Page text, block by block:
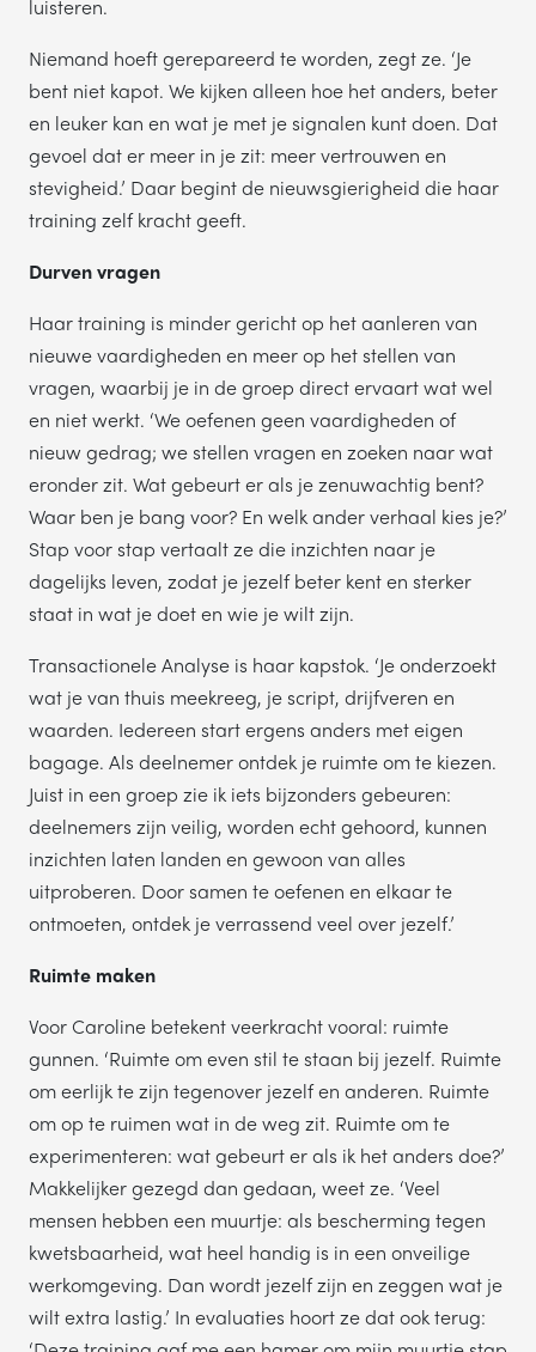
luisteren.
Niemand hoeft gerepareerd te worden, zegt ze. ‘Je
bent niet kapot. We kijken alleen hoe het anders, beter
en leuker kan en wat je met je signalen kunt doen. Dat
gevoel dat er meer in je zit: meer vertrouwen en
stevigheid.’ Daar begint de nieuwsgierigheid die haar
training zelf kracht geeft.
Durven vragen
Haar training is minder gericht op het aanleren van
nieuwe vaardigheden en meer op het stellen van
vragen, waarbij je in de groep direct ervaart wat wel
en niet werkt. ‘We oefenen geen vaardigheden of
nieuw gedrag; we stellen vragen en zoeken naar wat
eronder zit. Wat gebeurt er als je zenuwachtig bent?
Waar ben je bang voor? En welk ander verhaal kies je?’
Stap voor stap vertaalt ze die inzichten naar je
dagelijks leven, zodat je jezelf beter kent en sterker
staat in wat je doet en wie je wilt zijn.
Transactionele Analyse is haar kapstok. ‘Je onderzoekt
wat je van thuis meekreeg, je script, drijfveren en
waarden. Iedereen start ergens anders met eigen
bagage. Als deelnemer ontdek je ruimte om te kiezen.
Juist in een groep zie ik iets bijzonders gebeuren:
deelnemers zijn veilig, worden echt gehoord, kunnen
inzichten laten landen en gewoon van alles
uitproberen. Door samen te oefenen en elkaar te
ontmoeten, ontdek je verrassend veel over jezelf.’
Ruimte maken
Voor Caroline betekent veerkracht vooral: ruimte
gunnen. ‘Ruimte om even stil te staan bij jezelf. Ruimte
om eerlijk te zijn tegenover jezelf en anderen. Ruimte
om op te ruimen wat in de weg zit. Ruimte om te
experimenteren: wat gebeurt er als ik het anders doe?’
Makkelijker gezegd dan gedaan, weet ze. ‘Veel
mensen hebben een muurtje: als bescherming tegen
kwetsbaarheid, wat heel handig is in een onveilige
werkomgeving. Dan wordt jezelf zijn en zeggen wat je
wilt extra lastig.’ In evaluaties hoort ze dat ook terug: